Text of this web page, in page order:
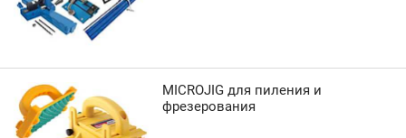
MICROJIG для пиления и
фрезерования